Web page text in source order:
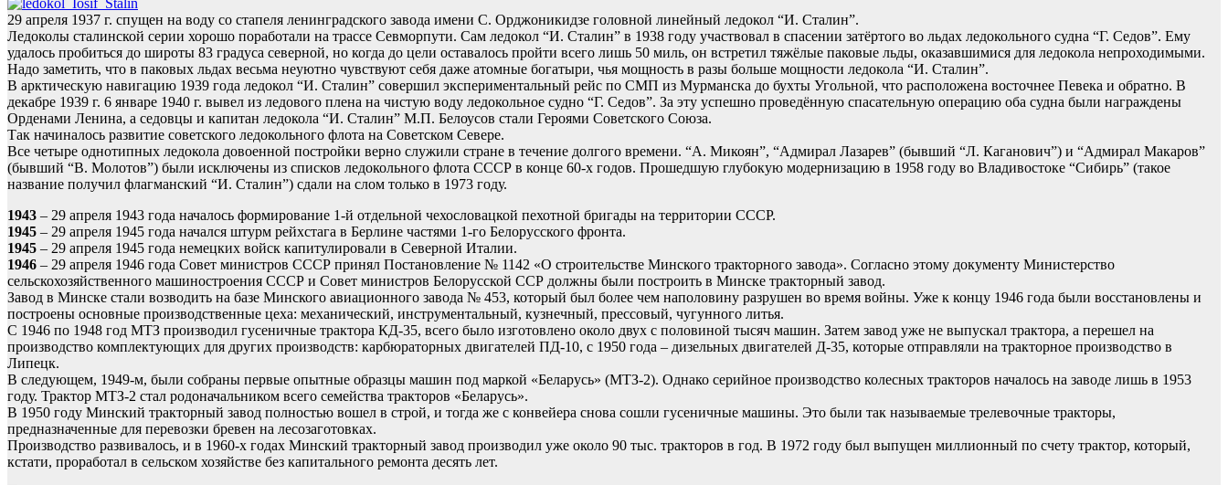
29 апреля 1937 г. спущен на воду со стапеля ленинградского завода имени С. Орджоникидзе головной линейный ледокол “И. Сталин”.
Ледоколы сталинской серии хорошо поработали на трассе Севморпути. Сам ледокол “И. Сталин” в 1938 году участвовал в спасении затёртого во льдах ледокольного судна “Г. Седов”. Ему
удалось пробиться до широты 83 градуса северной, но когда до цели оставалось пройти всего лишь 50 миль, он встретил тяжёлые паковые льды, оказавшимися для ледокола непроходимыми.
Надо заметить, что в паковых льдах весьма неуютно чувствуют себя даже атомные богатыри, чья мощность в разы больше мощности ледокола “И. Сталин”.
В арктическую навигацию 1939 года ледокол “И. Сталин” совершил экспериментальный рейс по СМП из Мурманска до бухты Угольной, что расположена восточнее Певека и обратно. В
декабре 1939 г. 6 январе 1940 г. вывел из ледового плена на чистую воду ледокольное судно “Г. Седов”. За эту успешно проведённую спасательную операцию оба судна были награждены
Орденами Ленина, а седовцы и капитан ледокола “И. Сталин” М.П. Белоусов стали Героями Советского Союза.
Так начиналось развитие советского ледокольного флота на Советском Севере.
Все четыре однотипных ледокола довоенной постройки верно служили стране в течение долгого времени. “А. Микоян”, “Адмирал Лазарев” (бывший “Л. Каганович”) и “Адмирал Макаров”
(бывший “В. Молотов”) были исключены из списков ледокольного флота СССР в конце 60-х годов. Прошедшую глубокую модернизацию в 1958 году во Владивостоке “Сибирь” (такое
название получил флагманский “И. Сталин”) сдали на слом только в 1973 году.
1943 – 29 апреля 1943 года началось формирование 1-й отдельной чехословацкой пехотной бригады на территории СССР.
1945 – 29 апреля 1945 года начался штурм рейхстага в Берлине частями 1-го Белорусского фронта.
1945 – 29 апреля 1945 года немецких войск капитулировали в Северной Италии.
1946 – 29 апреля 1946 года Совет министров СССР принял Постановление № 1142 «О строительстве Минского тракторного завода». Согласно этому документу Министерство
сельскохозяйственного машиностроения СССР и Совет министров Белорусской ССР должны были построить в Минске тракторный завод.
Завод в Минске стали возводить на базе Минского авиационного завода № 453, который был более чем наполовину разрушен во время войны. Уже к концу 1946 года были восстановлены и
построены основные производственные цеха: механический, инструментальный, кузнечный, прессовый, чугунного литья.
С 1946 по 1948 год МТЗ производил гусеничные трактора КД-35, всего было изготовлено около двух с половиной тысяч машин. Затем завод уже не выпускал трактора, а перешел на
производство комплектующих для других производств: карбюраторных двигателей ПД-10, с 1950 года – дизельных двигателей Д-35, которые отправляли на тракторное производство в
Липецк.
В следующем, 1949-м, были собраны первые опытные образцы машин под маркой «Беларусь» (МТЗ-2). Однако серийное производство колесных тракторов началось на заводе лишь в 1953
году. Трактор МТЗ-2 стал родоначальником всего семейства тракторов «Беларусь».
В 1950 году Минский тракторный завод полностью вошел в строй, и тогда же с конвейера снова сошли гусеничные машины. Это были так называемые трелевочные тракторы,
предназначенные для перевозки бревен на лесозаготовках.
Производство развивалось, и в 1960-х годах Минский тракторный завод производил уже около 90 тыс. тракторов в год. В 1972 году был выпущен миллионный по счету трактор, который,
кстати, проработал в сельском хозяйстве без капитального ремонта десять лет.